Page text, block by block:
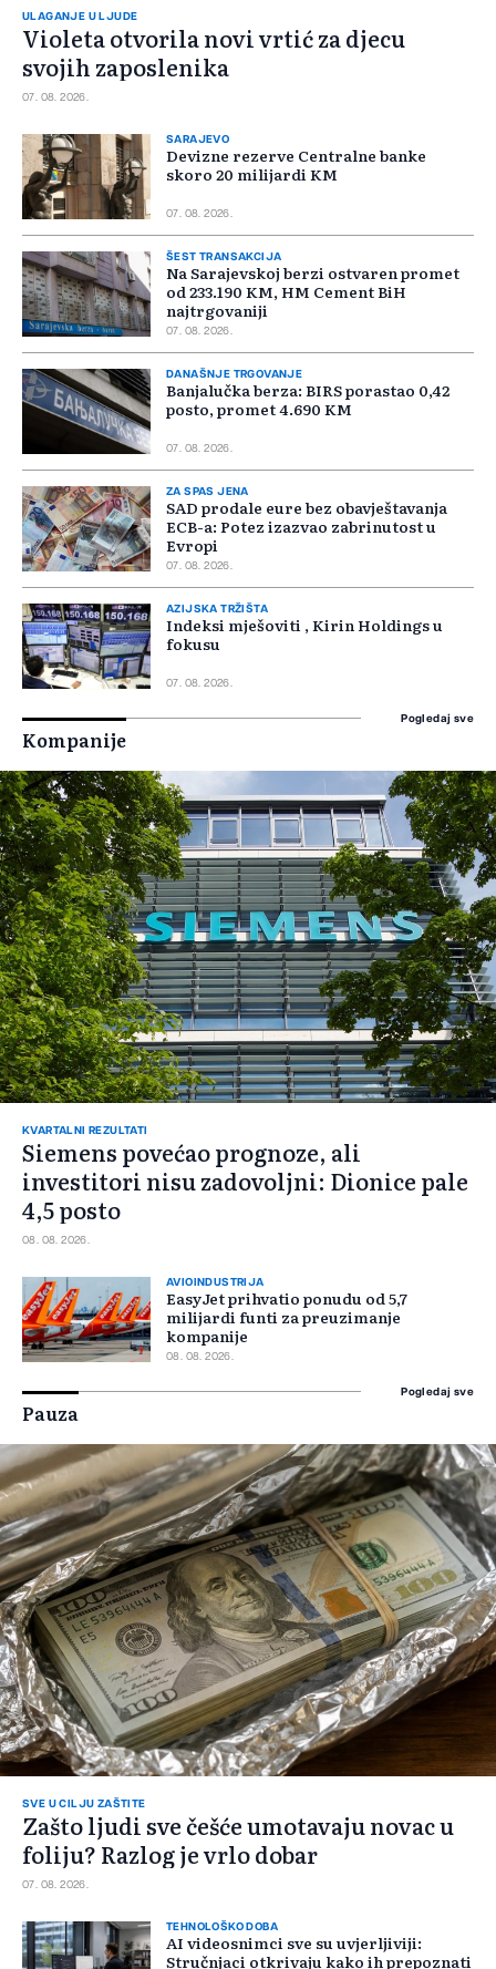
ULAGANJE U LJUDE
Violeta otvorila novi vrtić za djecu
svojih zaposlenika
07. 08. 2026.
SARAJEVO
Devizne rezerve Centralne banke
skoro 20 milijardi KM
07. 08. 2026.
ŠEST TRANSAKCIJA
Na Sarajevskoj berzi ostvaren promet
od 233.190 KM, HM Cement BiH
najtrgovaniji
07. 08. 2026.
DANAŠNJE TRGOVANJE
Banjalučka berza: BIRS porastao 0,42
posto, promet 4.690 KM
07. 08. 2026.
ZA SPAS JENA
SAD prodale eure bez obavještavanja
ECB-a: Potez izazvao zabrinutost u
Evropi
07. 08. 2026.
AZIJSKA TRŽIŠTA
Indeksi mješoviti , Kirin Holdings u
fokusu
07. 08. 2026.
Pogledaj sve
Kompanije
KVARTALNI REZULTATI
Siemens povećao prognoze, ali
investitori nisu zadovoljni: Dionice pale
4,5 posto
08. 08. 2026.
AVIOINDUSTRIJA
EasyJet prihvatio ponudu od 5,7
milijardi funti za preuzimanje
kompanije
08. 08. 2026.
Pogledaj sve
Pauza
SVE U CILJU ZAŠTITE
Zašto ljudi sve češće umotavaju novac u
foliju? Razlog je vrlo dobar
07. 08. 2026.
TEHNOLOŠKO DOBA
AI videosnimci sve su uvjerljiviji:
Stručnjaci otkrivaju kako ih prepoznati